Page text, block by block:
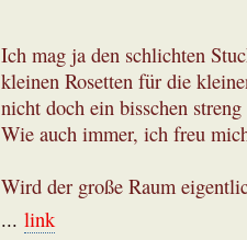
Ich mag ja den schlichten
kleinen Rosetten für die
nicht doch ein bisschen
Wie auch immer, ich freu
Wird der große Raum
... link